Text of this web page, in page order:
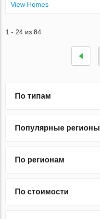
View Homes
1 - 24 из 84
По типам
Популярные регионы
По регионам
По стоимости